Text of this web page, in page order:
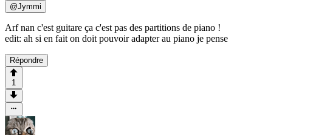
@Jymmi
Arf nan c'est guitare ça c'est pas des partitions de piano !
edit: ah si en fait on doit pouvoir adapter au piano je pense
Répondre
1